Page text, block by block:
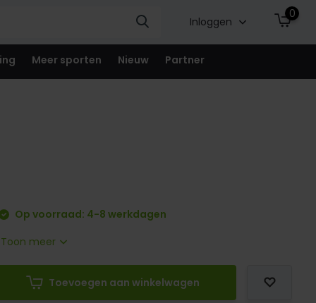
Inloggen
0
Meer sporten Nieuw Partner
Op voorraad: 4-8 werkdagen
Toon meer
Toevoegen aan winkelwagen